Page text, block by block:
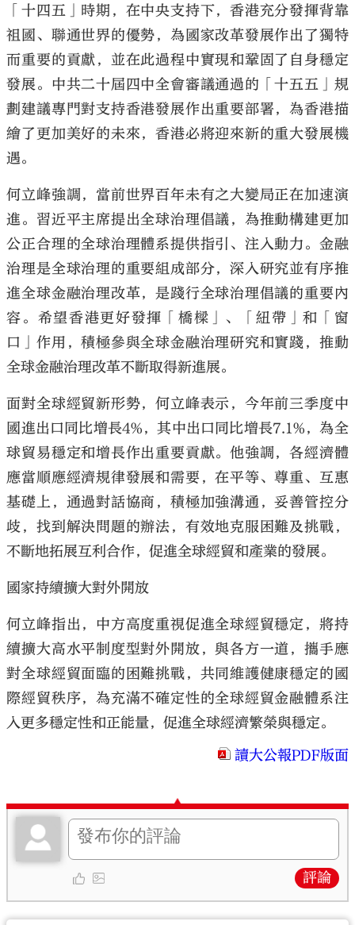
「十四五」時期，在中央支持下，香港充分發揮背靠
祖國、聯通世界的優勢，為國家改革發展作出了獨特
而重要的貢獻，並在此過程中實現和鞏固了自身穩定
發展。中共二十屆四中全會審議通過的「十五五」規
劃建議專門對支持香港發展作出重要部署，為香港描
繪了更加美好的未來，香港必將迎來新的重大發展機
遇。
何立峰強調，當前世界百年未有之大變局正在加速演
進。習近平主席提出全球治理倡議，為推動構建更加
公正合理的全球治理體系提供指引、注入動力。金融
治理是全球治理的重要組成部分，深入研究並有序推
進全球金融治理改革，是踐行全球治理倡議的重要內
容。希望香港更好發揮「橋樑」、「紐帶」和「窗
口」作用，積極參與全球金融治理研究和實踐，推動
全球金融治理改革不斷取得新進展。
面對全球經貿新形勢，何立峰表示，今年前三季度中
國進出口同比增長4%，其中出口同比增長7.1%，為全
球貿易穩定和增長作出重要貢獻。他強調，各經濟體
應當順應經濟規律發展和需要，在平等、尊重、互惠
基礎上，通過對話協商，積極加強溝通，妥善管控分
歧，找到解決問題的辦法，有效地克服困難及挑戰，
不斷地拓展互利合作，促進全球經貿和產業的發展。
國家持續擴大對外開放
何立峰指出，中方高度重視促進全球經貿穩定，將持
續擴大高水平制度型對外開放，與各方一道，攜手應
對全球經貿面臨的困難挑戰，共同維護健康穩定的國
際經貿秩序，為充滿不確定性的全球經貿金融體系注
入更多穩定性和正能量，促進全球經濟繁榮與穩定。
讀大公報PDF版面
評論